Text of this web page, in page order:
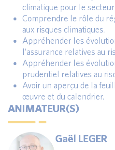
climatique pour le secteur
Comprendre le rôle du
aux risques climatiques.
Appréhender les
l’assurance relatives au
Appréhender les
prudentiel relatives au
Avoir un aperçu de la
œuvre et du calendrier.
ANIMATEUR(S)
Gaël LEGER